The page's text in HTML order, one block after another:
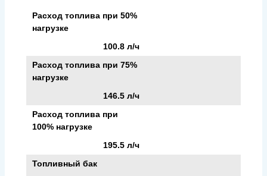
Расход топлива при 50%
нагрузке
100.8 л/ч
Расход топлива при 75%
нагрузке
146.5 л/ч
Расход топлива при
100% нагрузке
195.5 л/ч
Топливный бак